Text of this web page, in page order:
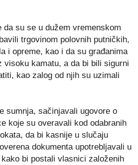
da su se u dužem vremenskom
trgovinom polovnih putničkih,
i opreme, kao i da su građanima
visoku kamatu, a da bi bili sigurni
kao zalog od njih su uzimali
sumnja, sačinjavali ugovore o
koje su overavali kod odabranih
da bi kasnije u slučaju
dokumenta upotrebljavali u
bi postali vlasnici založenih